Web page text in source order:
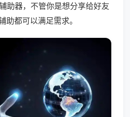
助器，不管你是想分享给好友
助都可以满足需求。